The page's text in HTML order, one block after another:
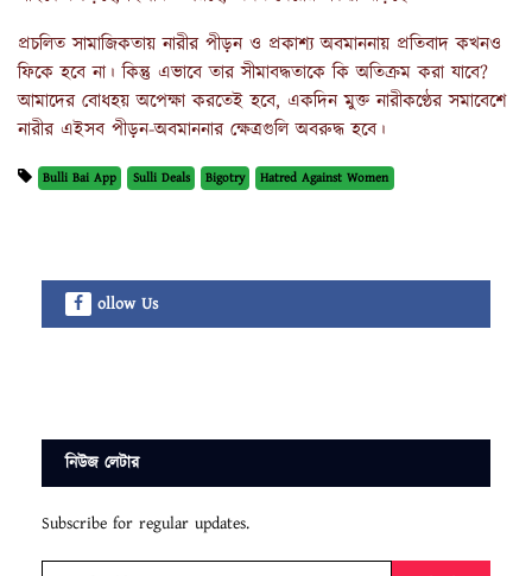
প্রচলিত সামাজিকতায় নারীর পীড়ন ও প্রকাশ্য অবমাননায় প্রতিবাদ কখনও
ফিকে হবে না। কিন্তু এভাবে তার সীমাবদ্ধতাকে কি অতিক্রম করা যাবে?
আমাদের বোধহয় অপেক্ষা করতেই হবে, একদিন মুক্ত নারীকণ্ঠের সমাবেশে
নারীর এইসব পীড়ন-অবমাননার ক্ষেত্রগুলি অবরুদ্ধ হবে।
Bulli Bai App Sulli Deals Bigotry Hatred Against Women
ollow Us
নিউজ লেটার
Subscribe for regular updates.